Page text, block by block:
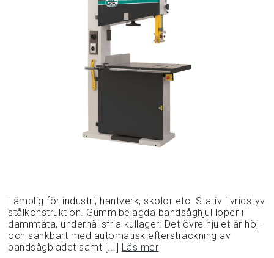
Lämplig för industri, hantverk, skolor etc. Stativ i vridstyv
stålkonstruktion. Gummibelagda bandsåghjul löper i
dammtäta, underhållsfria kullager. Det övre hjulet är höj-
och sänkbart med automatisk eftersträckning av
bandsågbladet samt [...] Läs mer